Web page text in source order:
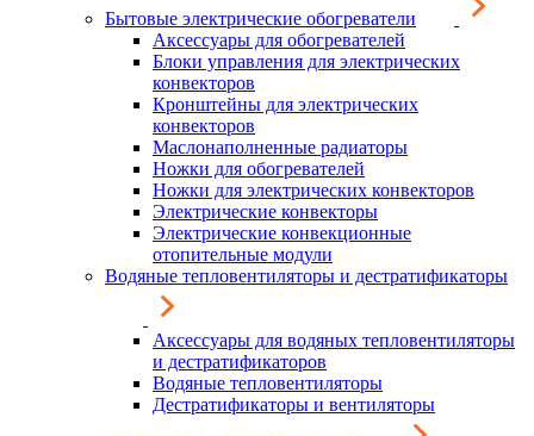
Бытовые электрические обогреватели
Аксессуары для обогревателей
Блоки управления для электрических
конвекторов
Кронштейны для электрических
конвекторов
Маслонаполненные радиаторы
Ножки для обогревателей
Ножки для электрических конвекторов
Электрические конвекторы
Электрические конвекционные
отопительные модули
Водяные тепловентиляторы и дестратификаторы
Аксессуары для водяных тепловентиляторы
и дестратификаторов
Водяные тепловентиляторы
Дестратификаторы и вентиляторы